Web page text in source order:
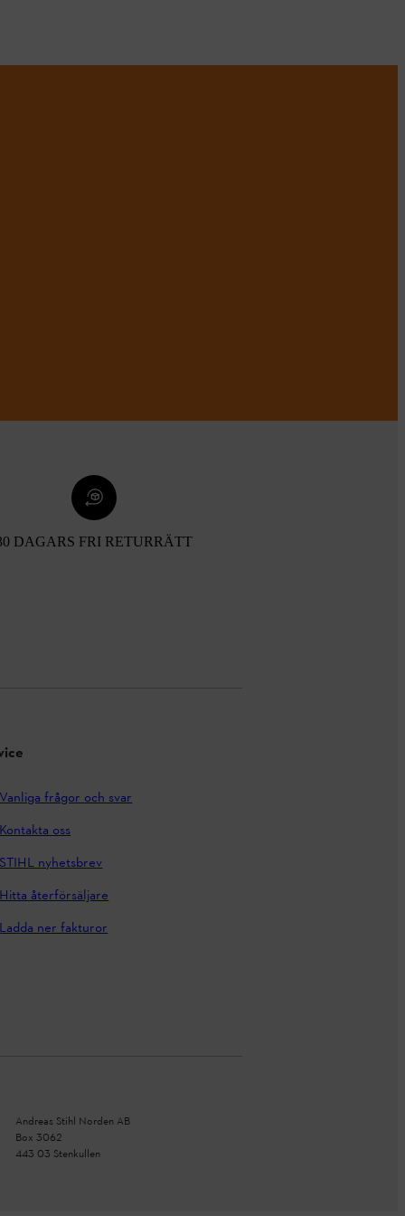
DAGARS FRI RETURRÄTT
Vanliga frågor och svar
Kontakta oss
STIHL nyhetsbrev
Hitta återförsäljare
Ladda ner fakturor
Andreas Stihl Norden AB
Box 3062
443 03 Stenkullen